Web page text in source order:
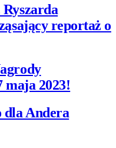
reportaż o
maja 2023!
dla Andera